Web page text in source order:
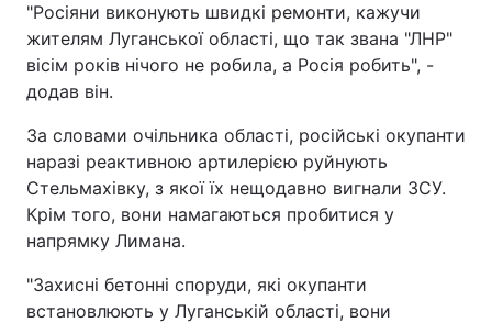
Контакти
Послуги
Тема оформлення
"Росіяни виконують швидкі ремонти, кажучи
жителям Луганської області, що так звана "ЛНР"
вісім років нічого не робила, а Росія робить", -
додав він.
За словами очільника області, російські окупанти
наразі реактивною артилерією руйнують
Стельмахівку, з якої їх нещодавно вигнали ЗСУ.
Крім того, вони намагаються пробитися у
напрямку Лимана.
"Захисні бетонні споруди, які окупанти
встановлюють у Луганській області, вони